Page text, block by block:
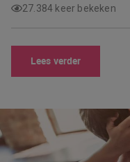
27.384 keer bekeken
Lees verder